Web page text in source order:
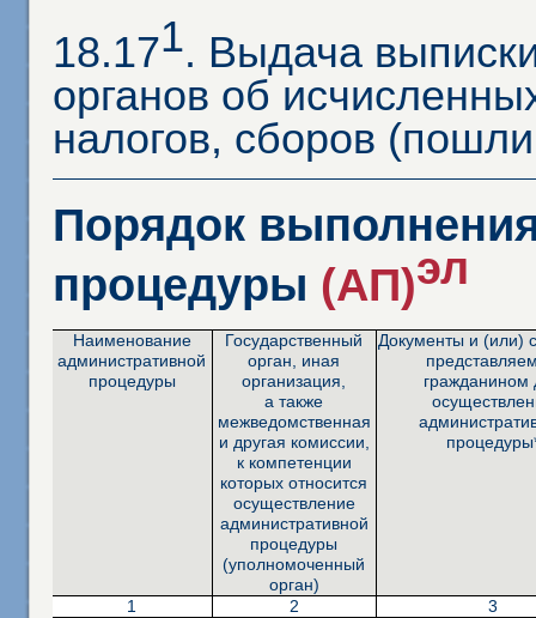
18.171. Выдача
органов об
налогов, сборов
Порядок
процедуры (АП)эл
Наименование
административной
процедуры
Государственный
орган, иная
организация,
а также
межведомственная
и другая комиссии,
к компетенции
которых относится
осуществление
административной
процедуры
(уполномоченный
орган)
Документы и (или)
гражданином
1 2 3